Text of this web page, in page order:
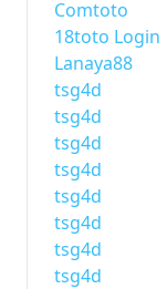
Comtoto
18toto Login
Lanaya88
tsg4d
tsg4d
tsg4d
tsg4d
tsg4d
tsg4d
tsg4d
tsg4d